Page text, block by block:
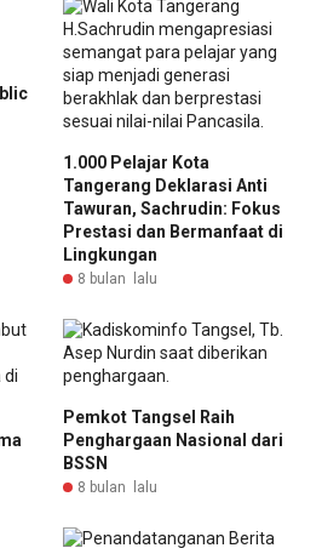
1.000 Pelajar Kota
Tangerang Deklarasi Anti
Tawuran, Sachrudin: Fokus
Prestasi dan Bermanfaat di
Lingkungan
8 bulan lalu
Pemkot Tangsel Raih
Penghargaan Nasional dari
BSSN
8 bulan lalu